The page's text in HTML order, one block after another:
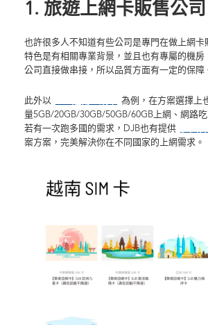
1. 旅遊上網卡販售公司
也許很多人不知道有些公司是專門在做上網卡
特色是有相關專業背景，並且也有專屬的機房
公司直接做串接，所以品質方面有一定的保障
此外以
為例，在方案選擇上
量5GB/20GB/30GB/50GB/60GB上網、網路
若有一次跑多國的需求，DJB也有提供
案方案，完美解決你在不同國家的上網需求。